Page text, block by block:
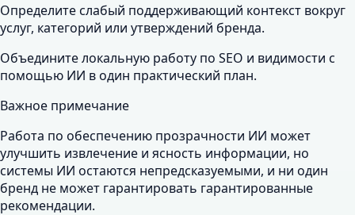
Определите слабый поддерживающий контекст вокруг
услуг, категорий или утверждений бренда.
Объедините локальную работу по SEO и видимости с
помощью ИИ в один практический план.
Важное примечание
Работа по обеспечению прозрачности ИИ может
улучшить извлечение и ясность информации, но
системы ИИ остаются непредсказуемыми, и ни один
бренд не может гарантировать гарантированные
рекомендации.